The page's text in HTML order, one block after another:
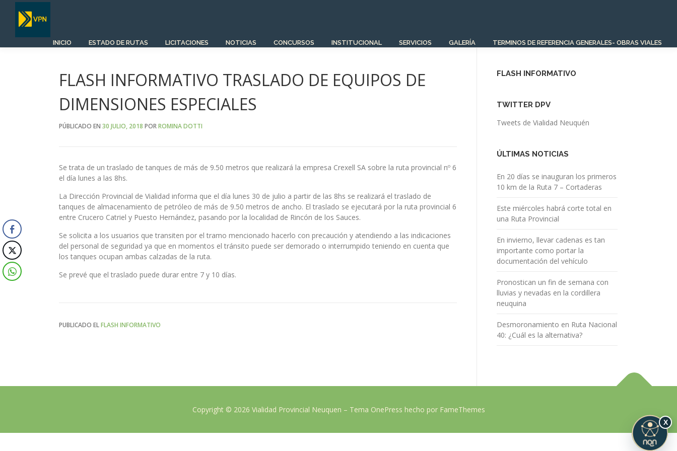
Saltar
contenido
INICIO ESTADO DE RUTAS LICITACIONES NOTICIAS CONCURSOS INSTITUCIONAL SERVICIOS GALERÍA TERMINOS DE REFERENCIA GENERALES- OBRAS VIALES
FLASH INFORMATIVO TRASLADO DE EQUIPOS DE
DIMENSIONES ESPECIALES
PÚBLICADO EN 30 JULIO, 2018 PORROMINA DOTTI
Se trata de un traslado de tanques de más de 9.50 metros que realizará la empresa Crexell SA sobre la ruta provincial nº 6
el día lunes a las 8hs.
La Dirección Provincial de Vialidad informa que el día lunes 30 de julio a partir de las 8hs se realizará el traslado de
tanques de almacenamiento de petróleo de más de 9.50 metros de ancho. El traslado se ejecutará por la ruta provincial 6
entre Crucero Catriel y Puesto Hernández, pasando por la localidad de Rincón de los Sauces.
Se solicita a los usuarios que transiten por el tramo mencionado hacerlo con precaución y atendiendo a las indicaciones
del personal de seguridad ya que en momentos el tránsito puede ser demorado o interrumpido teniendo en cuenta que
los tanques ocupan ambas calzadas de la ruta.
Se prevé que el traslado puede durar entre 7 y 10 días.
PUBLICADO ELFLASH INFORMATIVO
FLASH INFORMATIVO
TWITTER DPV
Tweets de Vialidad Neuquén
ÚLTIMAS NOTICIAS
En 20 días se inauguran los primeros
10 km de la Ruta 7 – Cortaderas
Este miércoles habrá corte total en
una Ruta Provincial
En invierno, llevar cadenas es tan
importante como portar la
documentación del vehículo
Pronostican un fin de semana con
lluvias y nevadas en la cordillera
neuquina
Desmoronamiento en Ruta Nacional
40: ¿Cuál es la alternativa?
Copyright © 2026 Vialidad Provincial Neuquen – Tema OnePress hecho por FameThemes
X